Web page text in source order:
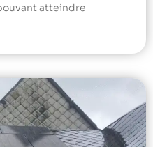
atteindre